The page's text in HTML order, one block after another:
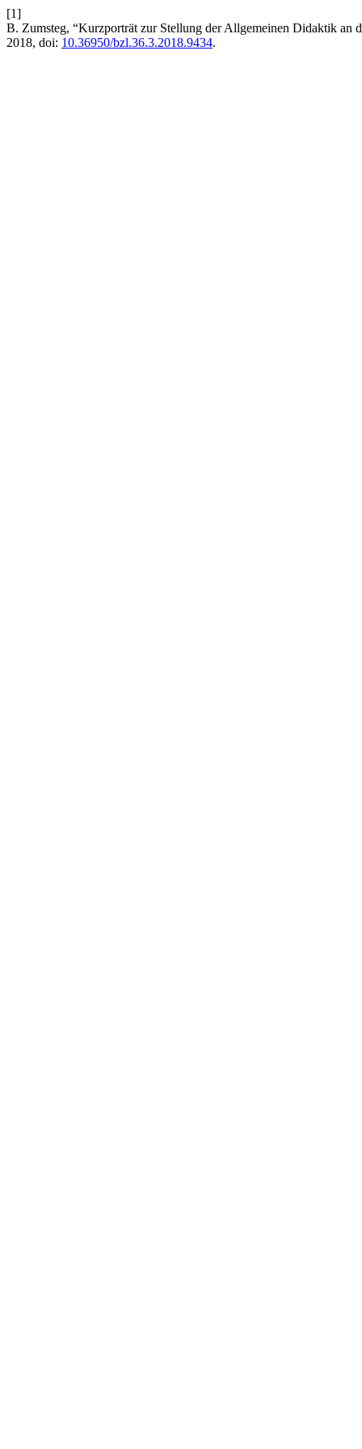
[1]
B. Zumsteg, “Kurzporträt zur Stellung der Allgemeinen Didaktik an
2018, doi: 10.36950/bzl.36.3.2018.9434.